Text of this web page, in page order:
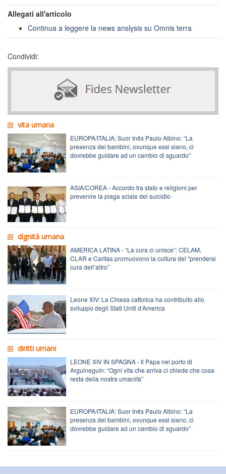
Allegati all'articolo
Continua a leggere la news anslysis su Omnis terra
Condividi:
vita umana
EUROPA/ITALIA: Suor Inês Paulo Albino: “La
presenza dei bambini, ovunque essi siano, ci
dovrebbe guidare ad un cambio di sguardo”
ASIA/COREA - Accordo tra stato e religioni per
prevenire la piaga sciale del suicidio
dignità umana
AMERICA LATINA - “La cura ci unisce”: CELAM,
CLAR e Caritas promuovono la cultura del “prendersi
cura dell’altro”
Leone XIV: La Chiesa cattolica ha contribuito allo
sviluppo degli Stati Uniti d’America
diritti umani
LEONE XIV IN SPAGNA - Il Papa nel porto di
Arguineguín: “Ogni vita che arriva ci chiede che cosa
resta della nostra umanità”
EUROPA/ITALIA: Suor Inês Paulo Albino: “La
presenza dei bambini, ovunque essi siano, ci
dovrebbe guidare ad un cambio di sguardo”